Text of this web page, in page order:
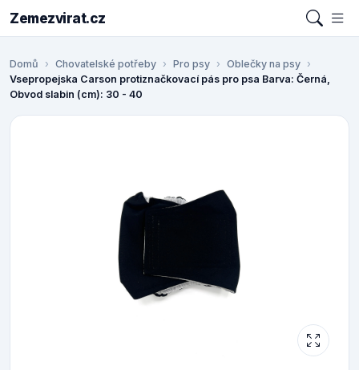
Zemezvirat.cz
Domů Chovatelské potřeby Pro psy
Oblečky na psy
Vsepropejska Carson protiznačkovací pás pro psa Barva: Černá,
Obvod slabin (cm): 30 - 40